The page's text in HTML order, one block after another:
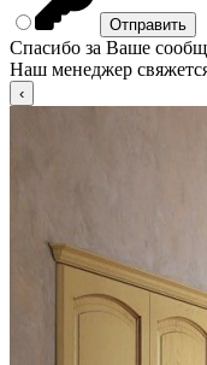
Спасибо за Ваше
Наш менеджер